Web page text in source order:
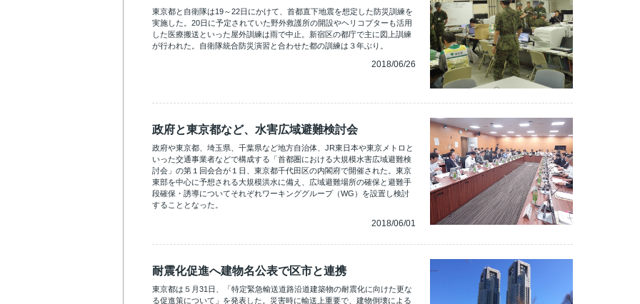
東京都と自衛隊は19～22日にかけて、首都直下地震を想定した防災訓練を
実施した。20日に予定されていた野外救護所の開設やヘリコプターも活用
した医療搬送といった屋外訓練は雨で中止。新宿区の都庁で主に図上訓練
が行われた。自衛隊統合防災演習と合わせた都の訓練は３年ぶり。
2018/06/26
政府と東京都など、水害広域避難検討会
政府や東京都、埼玉県、千葉県など地方自治体、JR東日本や東京メトロと
いった交通事業者などで構成する「首都圏における大規模水害広域避難検
討会」の第１回会合が１日、東京都千代田区の内閣府で開催された。東京
東部を中心に予想される大規模洪水に備え、広域避難場所の確保と避難手
段確保・誘導についてそれぞれワーキンググループ（WG）を設置し検討
することとなった。
2018/06/01
耐震化促進へ建物名公表で区市と連携
東京都は５月31日、「特定緊急輸送道路沿道建築物の耐震化に向けた更な
る促進策について」を発表した。災害時に輸送上重要で、建物倒壊による